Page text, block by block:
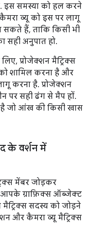
इस समस्या को हल करने
व्यू को इस पर लागू
सकते हैं, ताकि किसी भी
सही अनुपात हो.
प्रोजेक्शन मैट्रिक्स
शामिल करना है और
करना है. प्रोजेक्शन
पर सही ढंग से मैप हों.
है जो आंख की किसी खास
के वर्शन में
मेंबर जोड़कर
आपके ग्राफ़िक्स ऑब्जेक्ट
सदस्य को जोड़ने
और कैमरा व्यू मैट्रिक्स